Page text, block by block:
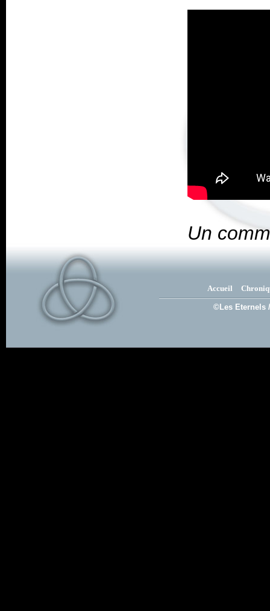
Un
Accueil
©Les Eternels